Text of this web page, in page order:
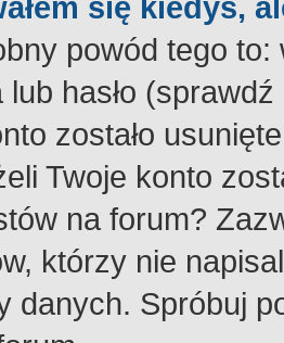
powód tego to:
hasło
zostało
Twoje konto
na forum?
którzy nie
danych. Spróbuj